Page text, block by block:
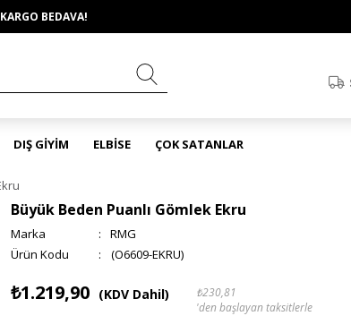
BEDAVA!
DIŞ GİYİM ELBİSE ÇOK SATANLAR
Büyük Beden Puanlı Gömlek Ekru
Marka :
RMG
(O6609-EKRU)
₺1.219,90 (KDV Dahil)
₺230,81
'den başlayan taksitlerle